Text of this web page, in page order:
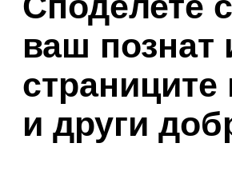
ваш познат
и други